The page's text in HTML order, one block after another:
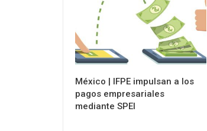
México | IFPE impulsan a los
pagos empresariales
mediante SPEI